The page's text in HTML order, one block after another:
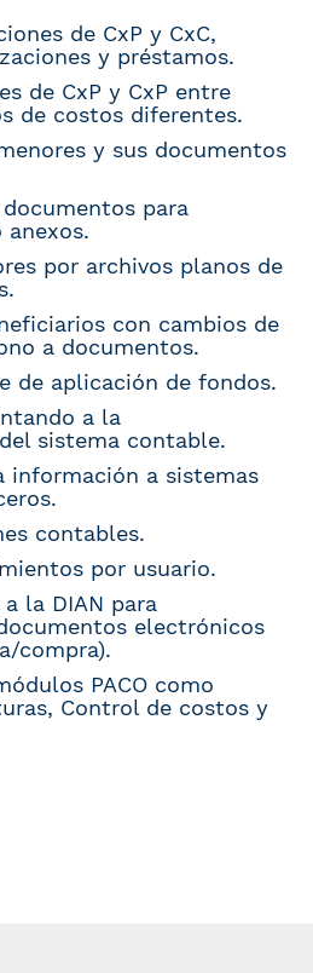
de CxP y CxC,
y préstamos.
de CxP y CxP entre
de costos diferentes.
y sus documentos
para
anexos.
por archivos planos de
con cambios de
a documentos.
de aplicación de fondos.
a la
sistema contable.
información a sistemas
contables.
por usuario.
la DIAN para
electrónicos
compra).
PACO como
Control de costos y